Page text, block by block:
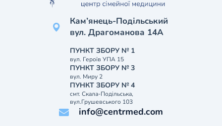
Кам’янець-Подільський
вул. Драгоманова 14А
ПУНКТ ЗБОРУ № 1
вул. Героїв УПА 15
ПУНКТ ЗБОРУ № 3
вул. Миру 2
ПУНКТ ЗБОРУ № 4
смт. Скала-Подільська,
вул.Грушевського 103
info@centrmed.com